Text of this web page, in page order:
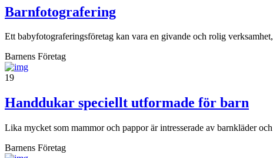
Barnfotografering
Ett babyfotograferingsföretag kan vara en givande och rolig
Barnens Företag
19
Handdukar speciellt utformade för barn
Lika mycket som mammor och pappor är intresserade av barnkläder
Barnens Företag